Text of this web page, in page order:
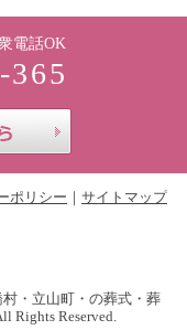
電話OK
365
ポリシー サイトマップ
・立山町・の葬式・葬
Rights Reserved.